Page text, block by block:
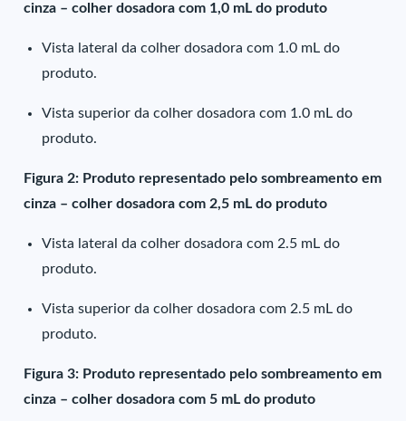
cinza – colher dosadora com 1,0 mL do produto
Vista lateral da colher dosadora com 1.0 mL do
produto.
Vista superior da colher dosadora com 1.0 mL do
produto.
Figura 2: Produto representado pelo sombreamento em
cinza – colher dosadora com 2,5 mL do produto
Vista lateral da colher dosadora com 2.5 mL do
produto.
Vista superior da colher dosadora com 2.5 mL do
produto.
Figura 3: Produto representado pelo sombreamento em
cinza – colher dosadora com 5 mL do produto